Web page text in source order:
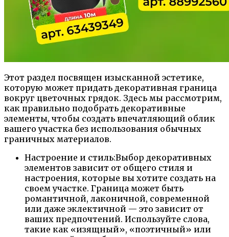
Этот раздел посвящен изысканной эстетике,
которую может придать декоративная граница
вокруг цветочных грядок. Здесь мы рассмотрим,
как правильно подобрать декоративные
элементы, чтобы создать впечатляющий облик
вашего участка без использования обычных
граничных материалов.
Настроение и стиль:Выбор декоративных
элементов зависит от общего стиля и
настроения, которые вы хотите создать на
своем участке. Граница может быть
романтичной, лаконичной, современной
или даже эклектичной — это зависит от
ваших предпочтений. Используйте слова,
такие как «изящный», «поэтичный» или